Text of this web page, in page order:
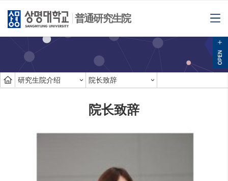
普通研究生院
研究生院介绍 院长致辞
院长致辞